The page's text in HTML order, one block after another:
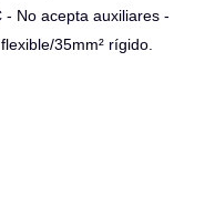
- No acepta auxiliares -
35mm² rígido.